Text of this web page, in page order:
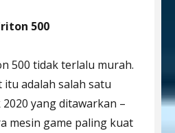
500
500 tidak terlalu murah.
adalah salah satu
yang ditawarkan –
mesin game paling kuat